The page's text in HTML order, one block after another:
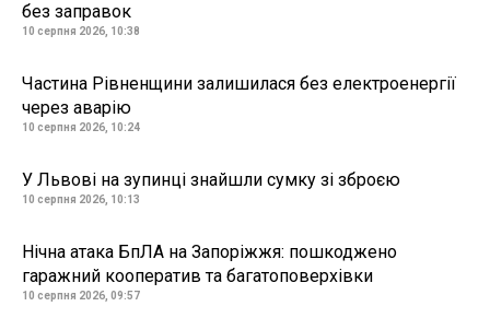
без заправок
10 серпня 2026, 10:38
Частина Рівненщини залишилася без електроенергії
через аварію
10 серпня 2026, 10:24
У Львові на зупинці знайшли сумку зі зброєю
10 серпня 2026, 10:13
Нічна атака БпЛА на Запоріжжя: пошкоджено
гаражний кооператив та багатоповерхівки
10 серпня 2026, 09:57